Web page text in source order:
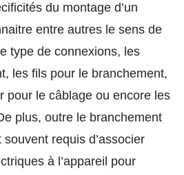
du montage d’un
entre autres le sens de
type de connexions, les
les fils pour le branchement,
pour le câblage ou encore les
plus, outre le branchement
souvent requis d’associer
à l’appareil pour